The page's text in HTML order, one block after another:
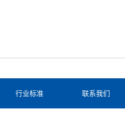
行业标准 联系我们